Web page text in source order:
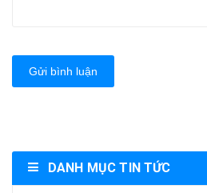
Gửi bình luận
DANH MỤC TIN TỨC